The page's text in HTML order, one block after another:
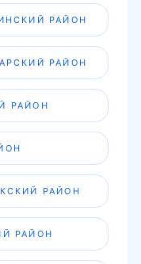
РАЙОН
РАЙОН
РАЙОН
РАЙОН
РАЙОН